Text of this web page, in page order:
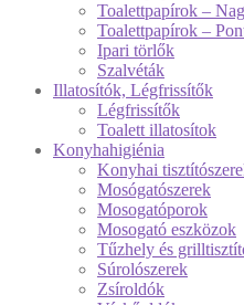
Toalettpapírok –
Toalettpapírok –
Ipari törlők
Szalvéták
Illatosítók, Légfrissítők
Légfrissítők
Toalett illatosítok
Konyhahigiénia
Konyhai
Mosógatószerek
Mosogatóporok
Mosogató eszközok
Tűzhely és
Súrolószerek
Zsíroldók